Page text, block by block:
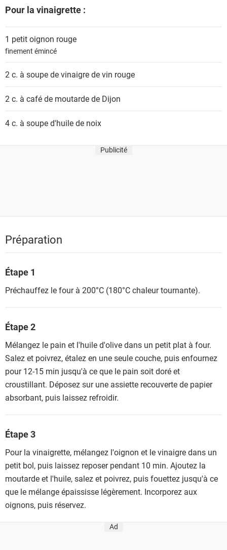
Pour la vinaigrette :
1 petitoignon rouge
finement émincé
2 c. à soupe devinaigre de vin rouge
2 c. à café de moutarde de Dijon
4 c. à souped'huile de noix
Publicité
Préparation
Étape 1
Préchauffez le four à 200°C (180°C chaleur tournante).
Étape 2
Mélangez le pain et l'huile d'olive dans un petit plat à four.
Salez et poivrez, étalez en une seule couche, puis enfournez
pour 12-15 min jusqu'à ce que le pain soit doré et
croustillant. Déposez sur une assiette recouverte de papier
absorbant, puis laissez refroidir.
Étape 3
Pour la vinaigrette, mélangez l'oignon et le vinaigre dans un
petit bol, puis laissez reposer pendant 10 min. Ajoutez la
moutarde et l'huile, salez et poivrez, puis fouettez jusqu'à ce
que le mélange épaississe légèrement. Incorporez aux
oignons, puis réservez.
Ad